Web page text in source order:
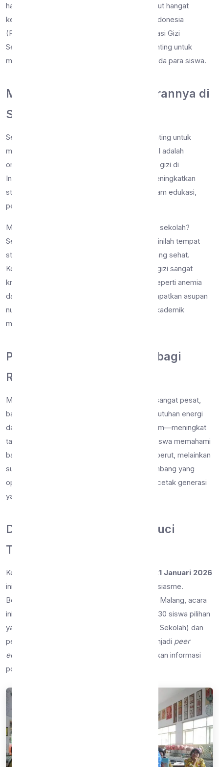
hal tersebut, SMP Negeri 9 Malang menyambut hangat
kehadiran edukator dari Persatuan Ahli Gizi Indonesia
(PERSAGI) Kota Malang dalam kegiatan Edukasi Gizi
Serentak. Kegiatan ini menjadi momentum penting untuk
menanamkan pola hidup sehat sejak dini kepada para siswa.
Mengenal PERSAGI dan Perannya di
Sekolah
Sebelum melangkah pada detail kegiatan, penting untuk
mengenal siapa mitra sekolah kali ini. PERSAGI adalah
organisasi profesi yang menghimpun para ahli gizi di
Indonesia. Organisasi ini memiliki visi untuk meningkatkan
status gizi masyarakat melalui berbagai program edukasi,
pelayanan, dan penelitian.
Mengapa PERSAGI harus berinteraksi dengan sekolah?
Sekolah adalah rumah kedua bagi remaja. Di sinilah tempat
strategis untuk membentuk perilaku makan yang sehat.
Kolaborasi antara institusi pendidikan dan ahli gizi sangat
krusial untuk mencegah masalah kesehatan seperti anemia
dan stunting, serta memastikan remaja mendapatkan asupan
nutrisi yang tepat untuk menunjang prestasi akademik
mereka.
Pentingnya Gizi Seimbang bagi
Remaja
Masa remaja adalah fase pertumbuhan yang sangat pesat,
baik fisik maupun mental. Oleh karena itu, kebutuhan energi
dan zat gizi mikro—seperti zat besi dan kalsium—meningkat
tajam. Edukasi gizi menjadi sangat vital agar siswa memahami
bahwa makanan bukan sekadar pengenyang perut, melainkan
sumber bahan bakar utama untuk tumbuh kembang yang
optimal. Pemahaman gizi yang baik akan mencetak generasi
yang cerdas, aktif, dan tangguh.
Dari Parcel Sayur hingga Cuci
Tangan
Kegiatan yang dilaksanakan pada hari
Rabu, 21 Januari 2026
ini berlangsung dengan lancar dan penuh antusiasme.
Bertempat di Laboratorium IPA SMP Negeri 9 Malang, acara
ini dihadiri secara tatap muka oleh perwakilan 30 siswa pilihan
yang terdiri dari kader UKS (Usaha Kesehatan Sekolah) dan
pengurus OSIS. Mereka diharapkan dapat menjadi peer
educator
atau teman sebaya yang menyebarkan informasi
positif ini kepada siswa lainnya.